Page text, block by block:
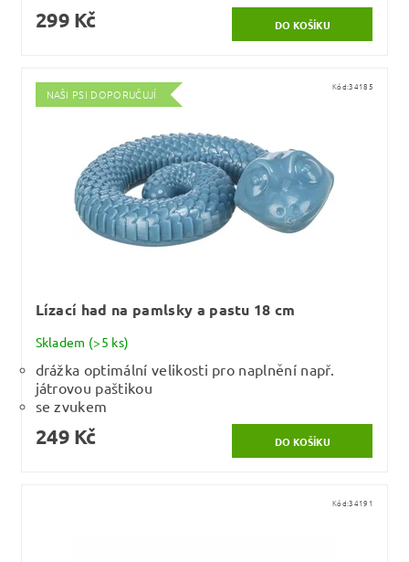
299 Kč
NAŠI PSI DOPORUČUJÍ
Kód:34185
Lízací had na pamlsky a pastu 18 cm
Skladem (>5 ks)
drážka optimální velikosti pro naplnění např.
játrovou paštikou
se zvukem
249 Kč
Kód:34191